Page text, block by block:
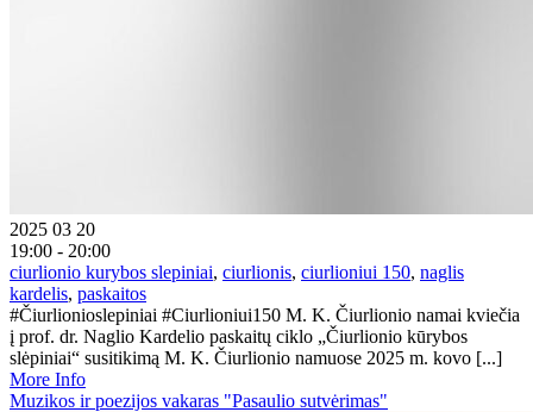
2025 03 20
19:00 - 20:00
ciurlionio kurybos slepiniai, ciurlionis, ciurlioniui 150, naglis
kardelis, paskaitos
#Čiurlionioslepiniai #Ciurlioniui150 M. K. Čiurlionio namai kviečia
į prof. dr. Naglio Kardelio paskaitų ciklo „Čiurlionio kūrybos
slėpiniai“ susitikimą M. K. Čiurlionio namuose 2025 m. kovo [...]
More Info
Muzikos ir poezijos vakaras "Pasaulio sutvėrimas"